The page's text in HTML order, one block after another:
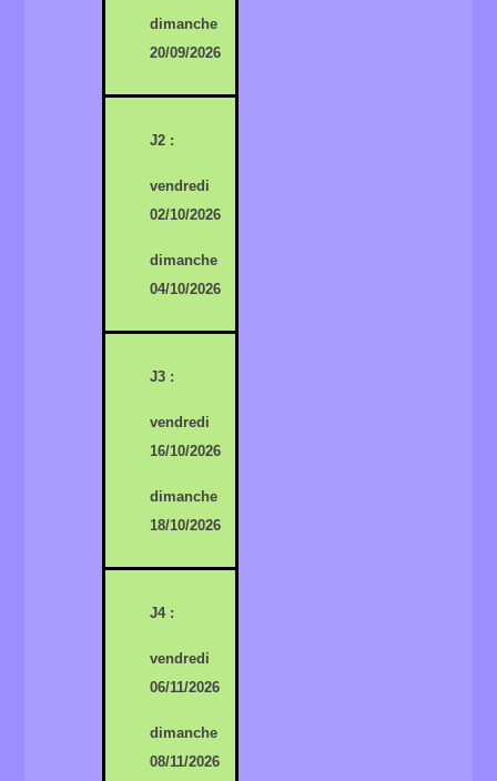
dimanche
20/09/2026
J2 :
vendredi
02/10/2026
dimanche
04/10/2026
J3 :
vendredi
16/10/2026
dimanche
18/10/2026
J4 :
vendredi
06/11/2026
dimanche
08/11/2026